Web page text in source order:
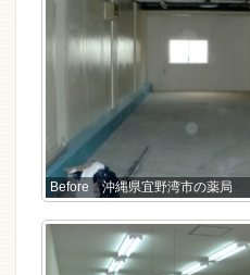
Before 沖縄県宜野湾市の薬局